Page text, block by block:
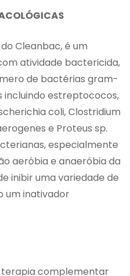
Cleanbac, é um
atividade bactericida,
de bactérias gram-
incluindo estreptococos,
coli, Clostridium
e Proteus sp.
especialmente
aeróbia e anaeróbia da
inibir uma variedade de
um inativador
terapia complementar